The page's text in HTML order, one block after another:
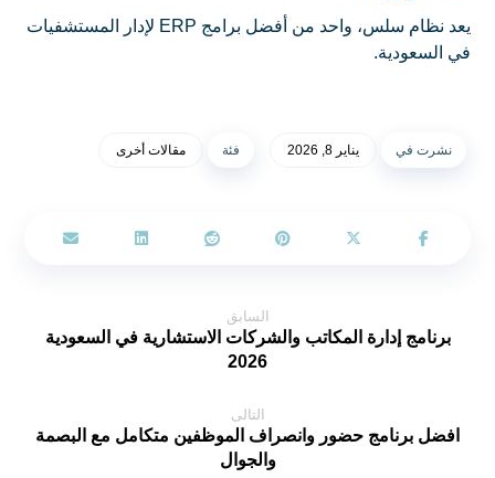
يعد نظام سلس، واحد من أفضل برامج ERP لإدار المستشفيات
في السعودية.
نشرت في يناير 8, 2026 فئة مقالات أخرى
السابق
برنامج إدارة المكاتب والشركات الاستشارية في السعودية
2026
التالى
افضل برنامج حضور وانصراف الموظفين متكامل مع البصمة
والجوال